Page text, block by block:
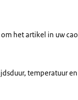
het artikel in uw cao
temperatuur en